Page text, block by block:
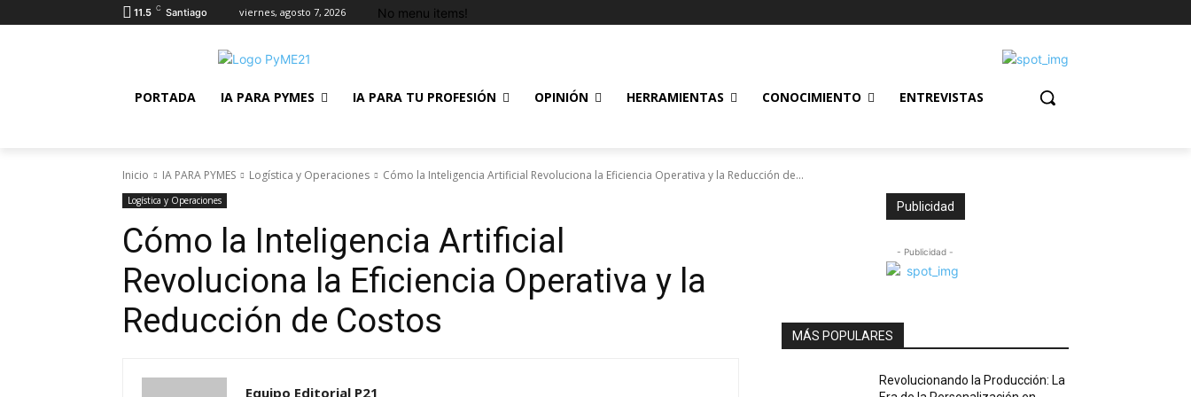
11.5 C Santiago viernes, agosto 7, 2026 No menu items!
PORTADA IA PARA PYMES IA PARA TU PROFESIÓN OPINIÓN HERRAMIENTAS CONOCIMIENTO ENTREVISTAS
Inicio IA PARA PYMES Logística y Operaciones Cómo la Inteligencia Artificial Revoluciona la Eficiencia Operativa y la Reducción de...
Logística y Operaciones
Cómo la Inteligencia Artificial
Revoluciona la Eficiencia Operativa y la
Reducción de Costos
Equipo Editorial P21
Publicidad
- Publicidad -
MÁS POPULARES
Revolucionando la Producción: La